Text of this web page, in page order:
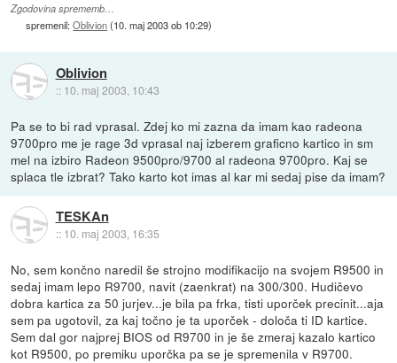
Zgodovina sprememb…
spremenil:Oblivion(10. maj 2003 ob 10:29)
Oblivion
:: 10. maj 2003, 10:43
Pa se to bi rad vprasal. Zdej ko mi zazna da imam kao radeona
9700pro me je rage 3d vprasal naj izberem graficno kartico in sm
mel na izbiro Radeon 9500pro/9700 al radeona 9700pro. Kaj se
splaca tle izbrat? Tako karto kot imas al kar mi sedaj pise da imam?
TESKAn
:: 10. maj 2003, 16:35
No, sem končno naredil še strojno modifikacijo na svojem R9500 in
sedaj imam lepo R9700, navit (zaenkrat) na 300/300. Hudičevo
dobra kartica za 50 jurjev...je bila pa frka, tisti uporček precinit...aja
sem pa ugotovil, za kaj točno je ta uporček - določa ti ID kartice.
Sem dal gor najprej BIOS od R9700 in je še zmeraj kazalo kartico
kot R9500, po premiku uporčka pa se je spremenila v R9700.